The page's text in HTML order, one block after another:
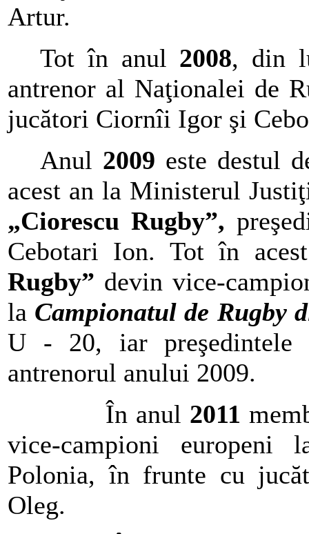
Artur.
Tot în anul 2008, din
antrenor al Naţionalei de
jucători Ciornîi Igor şi
Anul 2009 este destul
acest an la Ministerul
„Ciorescu Rugby”,
Cebotari Ion. Tot în
Rugby” devin vice-
la Campionatul de Rugby
U - 20, iar preşedintele
antrenorul anului 2009.
În anul 2011
vice-campioni
Polonia, în frunte cu
Oleg.